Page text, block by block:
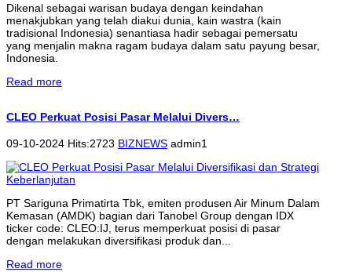
Dikenal sebagai warisan budaya dengan keindahan
menakjubkan yang telah diakui dunia, kain wastra (kain
tradisional Indonesia) senantiasa hadir sebagai pemersatu
yang menjalin makna ragam budaya dalam satu payung besar,
Indonesia.
Read more
CLEO Perkuat Posisi Pasar Melalui Divers…
09-10-2024 Hits:2723 BIZNEWS admin1
PT Sariguna Primatirta Tbk, emiten produsen Air Minum Dalam
Kemasan (AMDK) bagian dari Tanobel Group dengan IDX
ticker code: CLEO:IJ, terus memperkuat posisi di pasar
dengan melakukan diversifikasi produk dan...
Read more